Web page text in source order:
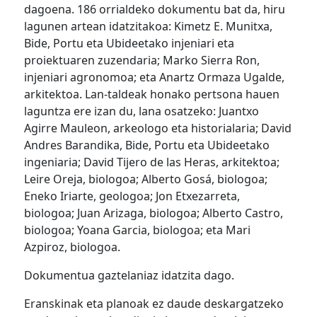
dagoena. 186 orrialdeko dokumentu bat da, hiru
lagunen artean idatzitakoa: Kimetz E. Munitxa,
Bide, Portu eta Ubideetako injeniari eta
proiektuaren zuzendaria; Marko Sierra Ron,
injeniari agronomoa; eta Anartz Ormaza Ugalde,
arkitektoa. Lan-taldeak honako pertsona hauen
laguntza ere izan du, lana osatzeko: Juantxo
Agirre Mauleon, arkeologo eta historialaria; David
Andres Barandika, Bide, Portu eta Ubideetako
ingeniaria; David Tijero de las Heras, arkitektoa;
Leire Oreja, biologoa; Alberto Gosá, biologoa;
Eneko Iriarte, geologoa; Jon Etxezarreta,
biologoa; Juan Arizaga, biologoa; Alberto Castro,
biologoa; Yoana Garcia, biologoa; eta Mari
Azpiroz, biologoa.
Dokumentua gaztelaniaz idatzita dago.
Eranskinak eta planoak ez daude deskargatzeko